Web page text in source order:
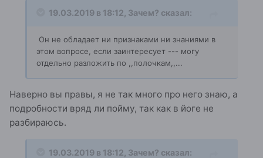
19.03.2019 в 18:12, Зачем? сказал:
Он не обладает ни признаками ни знаниями в
этом вопросе, если заинтересует --- могу
отдельно разложить по ,,полочкам,,...
Наверно вы правы, я не так много про него знаю, а
подробности вряд ли пойму, так как в йоге не
разбираюсь.
19.03.2019 в 18:12, Зачем? сказал: